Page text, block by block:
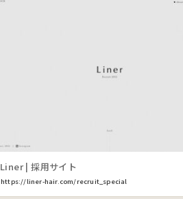
Liner | 採用サイト
https://liner-hair.com/recruit_special